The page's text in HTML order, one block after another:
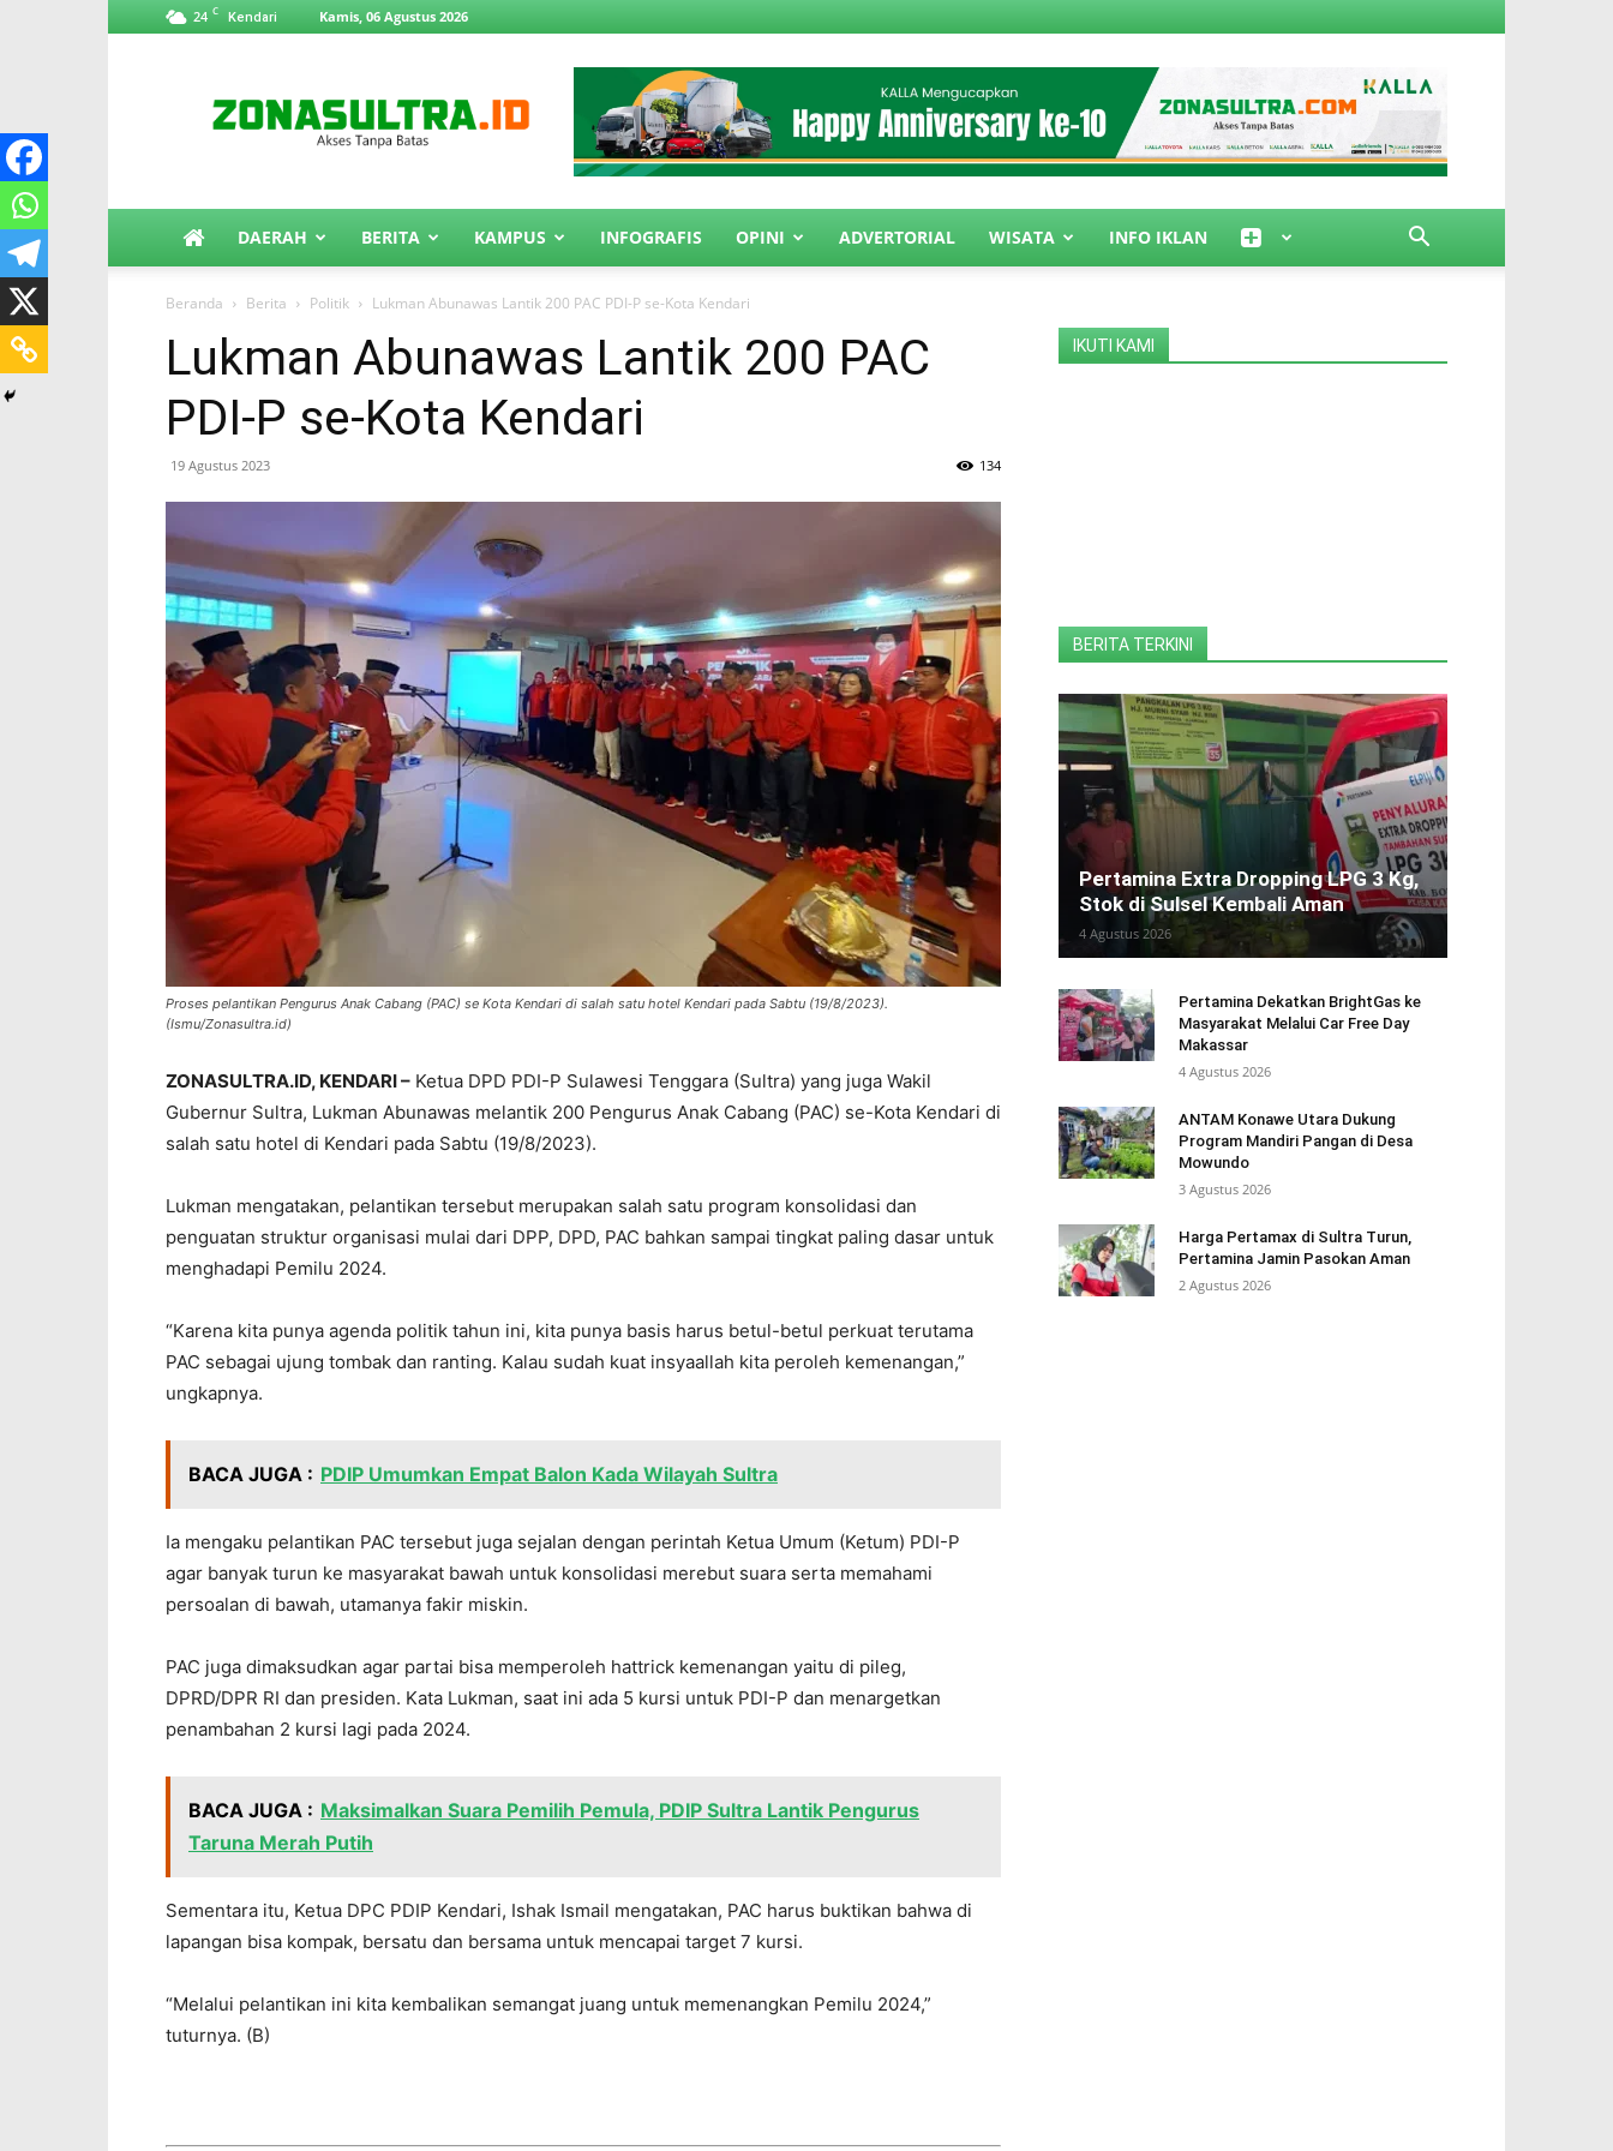
24 C Kendari Kamis, 06 Agustus 2026
DAERAH BERITA KAMPUS INFOGRAFIS OPINI ADVERTORIAL WISATA INFO IKLAN
Beranda Berita Politik Lukman Abunawas Lantik 200 PAC PDI-P se-Kota Kendari
Lukman Abunawas Lantik 200 PAC
PDI-P se-Kota Kendari
19 Agustus 2023 134
Proses pelantikan Pengurus Anak Cabang (PAC) se Kota Kendari di salah satu hotel Kendari pada Sabtu (19/8/2023).
(Ismu/Zonasultra.id)
ZONASULTRA.ID, KENDARI – Ketua DPD PDI-P Sulawesi Tenggara (Sultra) yang juga Wakil
Gubernur Sultra, Lukman Abunawas melantik 200 Pengurus Anak Cabang (PAC) se-Kota Kendari di
salah satu hotel di Kendari pada Sabtu (19/8/2023).
Lukman mengatakan, pelantikan tersebut merupakan salah satu program konsolidasi dan
penguatan struktur organisasi mulai dari DPP, DPD, PAC bahkan sampai tingkat paling dasar untuk
menghadapi Pemilu 2024.
“Karena kita punya agenda politik tahun ini, kita punya basis harus betul-betul perkuat terutama
PAC sebagai ujung tombak dan ranting. Kalau sudah kuat insyaallah kita peroleh kemenangan,”
ungkapnya.
BACA JUGA : PDIP Umumkan Empat Balon Kada Wilayah Sultra
Ia mengaku pelantikan PAC tersebut juga sejalan dengan perintah Ketua Umum (Ketum) PDI-P
agar banyak turun ke masyarakat bawah untuk konsolidasi merebut suara serta memahami
persoalan di bawah, utamanya fakir miskin.
PAC juga dimaksudkan agar partai bisa memperoleh hattrick kemenangan yaitu di pileg,
DPRD/DPR RI dan presiden. Kata Lukman, saat ini ada 5 kursi untuk PDI-P dan menargetkan
penambahan 2 kursi lagi pada 2024.
BACA JUGA : Maksimalkan Suara Pemilih Pemula, PDIP Sultra Lantik Pengurus
Taruna Merah Putih
Sementara itu, Ketua DPC PDIP Kendari, Ishak Ismail mengatakan, PAC harus buktikan bahwa di
lapangan bisa kompak, bersatu dan bersama untuk mencapai target 7 kursi.
“Melalui pelantikan ini kita kembalikan semangat juang untuk memenangkan Pemilu 2024,”
tuturnya. (B)
IKUTI KAMI
BERITA TERKINI
Pertamina Extra Dropping LPG 3 Kg,
Stok di Sulsel Kembali Aman
4 Agustus 2026
Pertamina Dekatkan BrightGas ke
Masyarakat Melalui Car Free Day
Makassar
4 Agustus 2026
ANTAM Konawe Utara Dukung
Program Mandiri Pangan di Desa
Mowundo
3 Agustus 2026
Harga Pertamax di Sultra Turun,
Pertamina Jamin Pasokan Aman
2 Agustus 2026